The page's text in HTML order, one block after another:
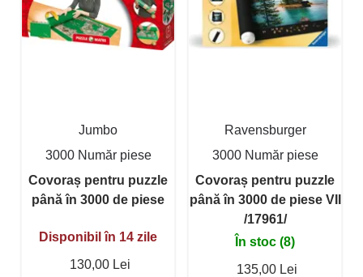
Jumbo
3000 Număr piese
Covoraș pentru puzzle
până în 3000 de piese
Disponibil în 14 zile
130,00 Lei
Ravensburger
3000 Număr piese
Covoraș pentru puzzle
până în 3000 de piese VII
/17961/
În stoc (8)
135,00 Lei